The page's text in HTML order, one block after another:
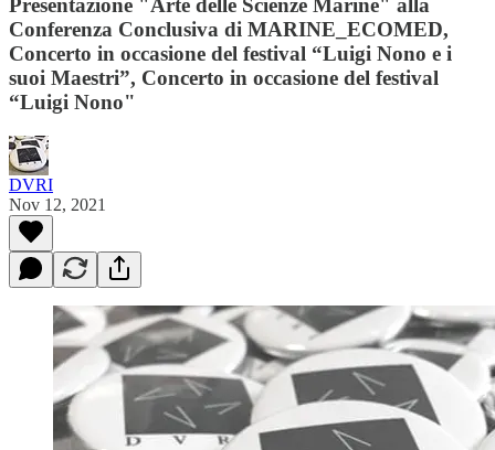
Presentazione "Arte delle Scienze Marine" alla
Conferenza Conclusiva di MARINE_ECOMED,
Concerto in occasione del festival “Luigi Nono e i
suoi Maestri”, Concerto in occasione del festival
“Luigi Nono"
DVRI
Nov 12, 2021